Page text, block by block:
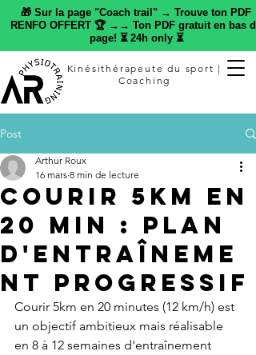
🎁 Sur la page "Coach trail" → Trouve ton PDF
RENFO OFFERT 🏆 →→ Ton PDF gratuit en bas de
page! ⏳ 24h only ⏳
Kinésithérapeute du sport |
Coaching
Post
Courir 5km en
20 min : plan
d'entraîneme
nt progressif
Arthur Roux
16 mars 8 min de lecture
Courir 5km en 20 minutes (12 km/h) est
un objectif ambitieux mais réalisable
en 8 à 12 semaines d'entraînement